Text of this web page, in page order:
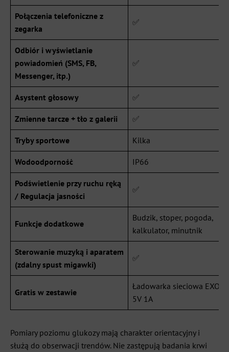
Połączenia telefoniczne z
zegarka
✅
Odbiór i wyświetlanie
powiadomień (SMS, FB,
Messenger, itp.)
✅
Asystent głosowy ✅
Zmienne tarcze + tło z galerii ✅
Tryby sportowe Kilka
Wodoodporność IP66
Podświetlenie przy ruchu ręką
/ Regulacja jasności
✅
Funkcje dodatkowe
Budzik, stoper, pogoda,
kalkulator, minutnik
Sterowanie muzyką i aparatem
(zdalny spust migawki)
✅
Gratis w zestawie
Ładowarka sieciowa EXON
5V 1A
Pomiary poziomu glukozy mają charakter orientacyjny i
służą do obserwacji trendów. Nie zastępują badania krwi